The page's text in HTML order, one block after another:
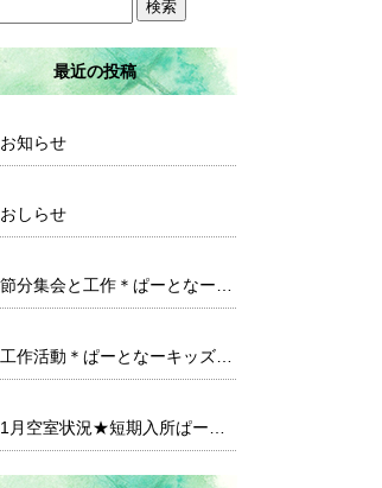
最近の投稿
お知らせ
おしらせ